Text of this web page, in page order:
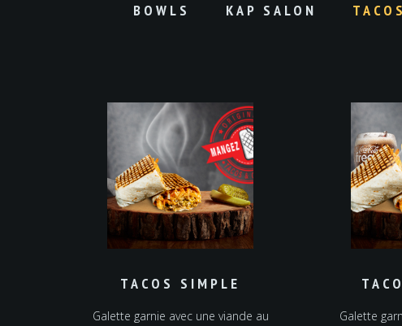
BOWLS KAP SALON TACOS
TACOS SIMPLE
Galette garnie avec une viande au
Galette